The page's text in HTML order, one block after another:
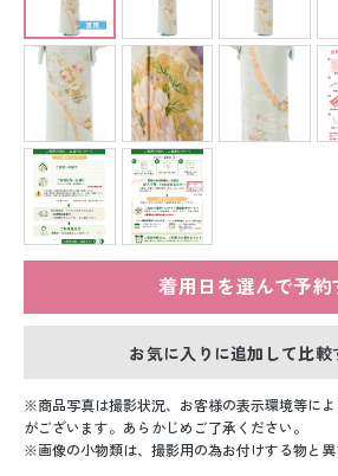
ベビー洋装レンタル
紋付袴レンタル
留袖レンタル
男性礼装レンタル
白無垢&紋付袴レンタル
引き振袖レンタル
着用日を選んで予約
お気に入りに追加して比較
商品写真は撮影状況、お客様の表示環境等に
がございます。あらかじめご了承ください。
画像の小物類は、撮影用の為お付けする物と異